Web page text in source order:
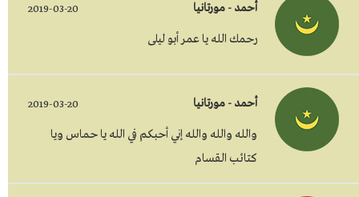
أحمد - مورتانيا 2019-03-20
رحمك الله يا عمر أبو ليلى
أحمد - مورتانيا 2019-03-20
والله والله والله إني أحبكم في الله يا حماس ويا
كتائب القسام